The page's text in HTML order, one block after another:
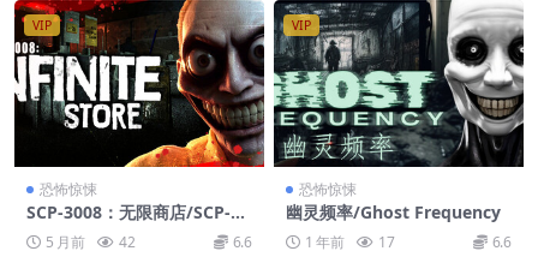
VIP
恐怖惊悚
SCP-3008：无限商店/SCP-30
08: Infinite Store
5 月前 42 6.6
VIP
恐怖惊悚
幽灵频率/Ghost Frequency
1 年前 17 6.6